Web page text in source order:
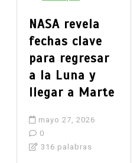
NASA revela
fechas clave
para regresar
a la Luna y
llegar a Marte
mayo 27, 2026
0
316 palabras